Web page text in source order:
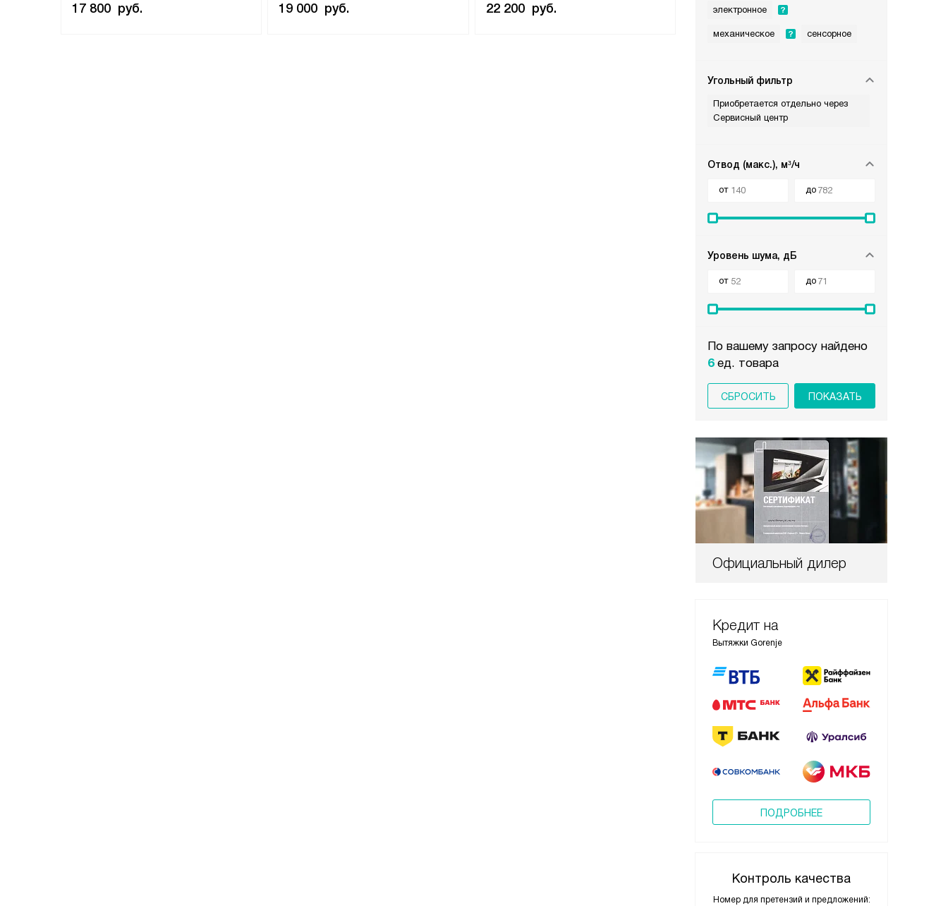
электронное
механическое сенсорное
Угольный фильтр
Приобретается отдельно через
Сервисный центр
Отвод (макс.), м³/ч
от до
Уровень шума, дБ
от до
По вашему запросу найдено
6ед. товара
СБРОСИТЬ
Официальный дилер
Кредит на
Вытяжки Gorenje
ПОДРОБНЕЕ
Контроль качества
Номер для претензий и предложений:
17 800 руб. 19 000 руб. 22 200 руб.